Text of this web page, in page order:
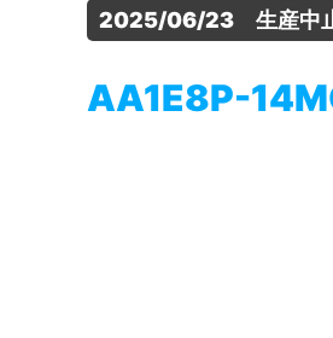
2025/06/23　生産中
AA1E8P-